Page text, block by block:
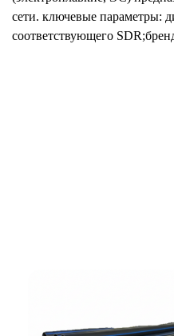
сети. ключевые параметры:
соответствующего